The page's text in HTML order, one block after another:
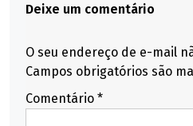
Deixe um comentário
O seu endereço de e-mail
Campos obrigatórios são
Comentário *